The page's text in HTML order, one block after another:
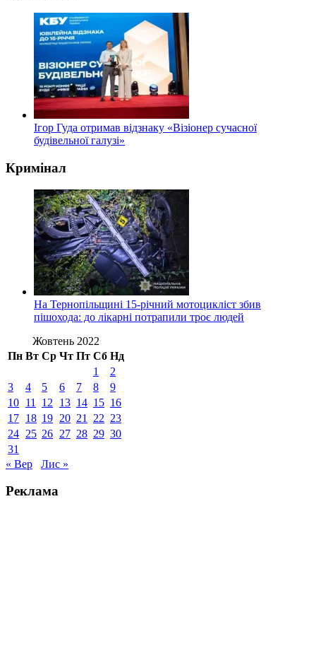
Ігор Гуда отримав відзнаку «Візіонер сучасної
будівельної галузі»
Кримінал
На Тернопільщині 15-річний мотоцикліст збив
пішохода: до лікарні потрапили троє людей
Жовтень 2022
Пн Вт Ср Чт Пт Сб Нд
1
2
3
4 5 6 7 8
9
10 11 12 13 14 15 16
17 18 19 20 21 22 23
24 25 26 27 28 29 30
31
« Вер
Лис »
Реклама